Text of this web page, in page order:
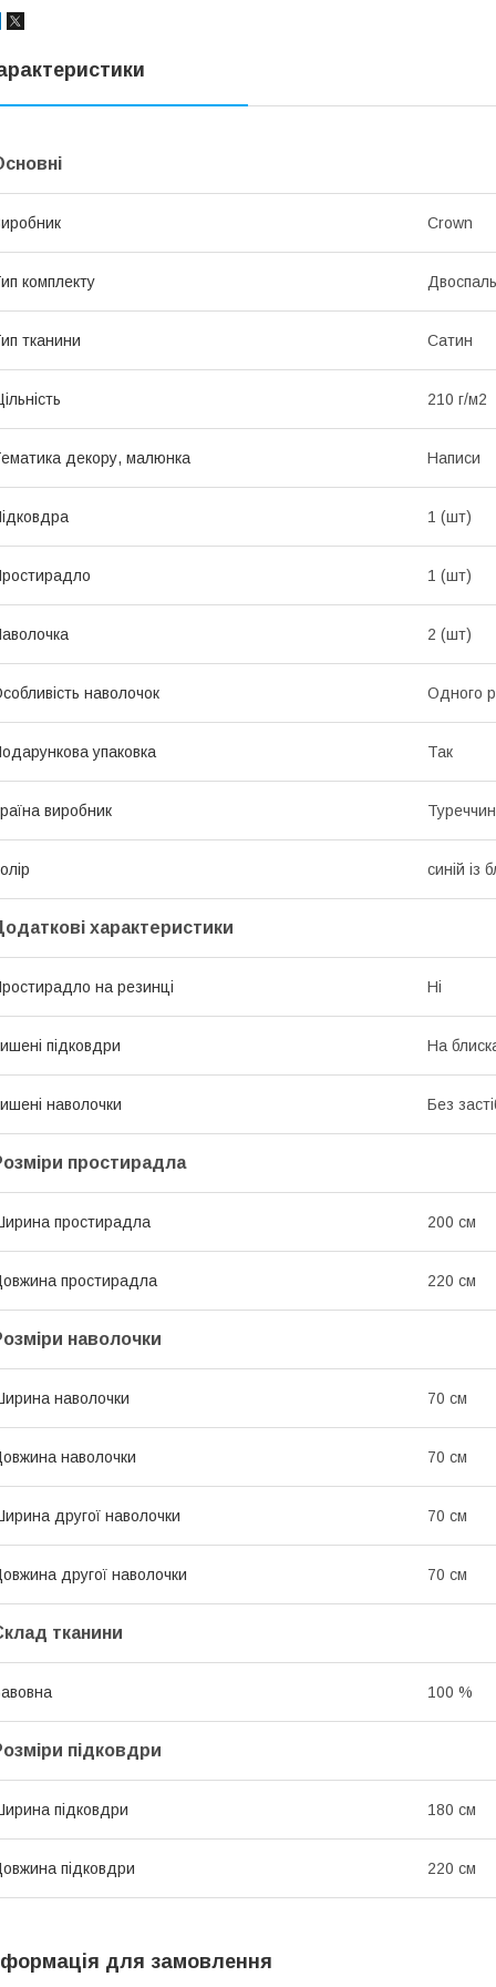
Crown
комплекту
тканини Сатин
210 г/м2
декору, малюнка Написи
1 (шт)
1 (шт)
2 (шт)
наволочок Одного
упаковка Так
виробник
синій із
характеристики
на резинці Ні
підковдри На
наволочки Без
простирадла
простирадла 200 см
простирадла 220 см
наволочки
наволочки 70 см
наволочки 70 см
другої наволочки 70 см
другої наволочки 70 см
тканини
100 %
підковдри
підковдри 180 см
підковдри 220 см
для замовлення